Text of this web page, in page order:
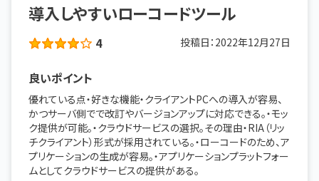
導入しやすいローコードツール
4 投稿日： 2022年12月27日
良いポイント
優れている点・好きな機能・クライアントPCへの導入が容易、
かつサーバ側でで改訂やバージョンアップに対応できる。・モッ
ク提供が可能。・クラウドサービスの選択。その理由・RIA（リッ
チクライアント）形式が採用されている。・ローコードのため、ア
プリケーションの生成が容易。・アプリケーションプラットフォー
ムとしてクラウドサービスの提供がある。